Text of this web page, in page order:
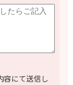
容にて送信し